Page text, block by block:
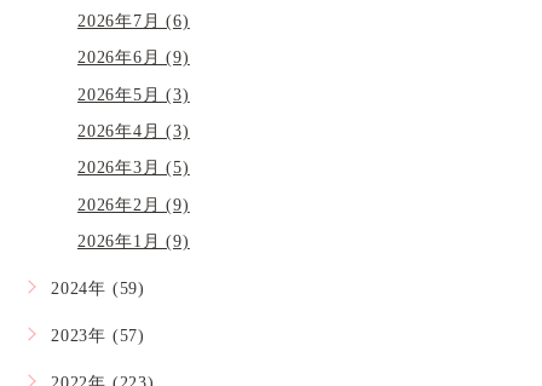
2026年7月 (6)
2026年6月 (9)
2026年5月 (3)
2026年4月 (3)
2026年3月 (5)
2026年2月 (9)
2026年1月 (9)
2024年 (59)
2023年 (57)